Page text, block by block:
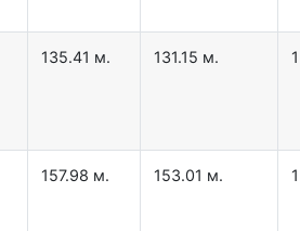
135.41 м. 131.15 м.
157.98 м. 153.01 м.